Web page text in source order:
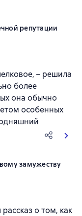
репутации
59 оценок
– решила
более
она обычно
особенных
замужеству
301 оценок
о том, как